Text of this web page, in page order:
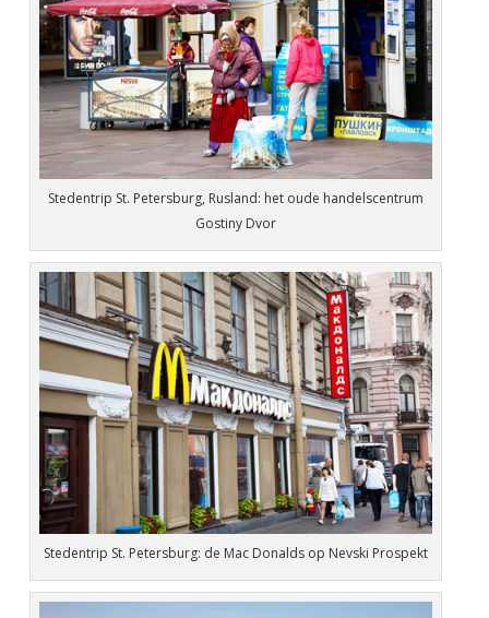
Stedentrip St. Petersburg, Rusland: het oude handelscentrum
Gostiny Dvor
Stedentrip St. Petersburg: de Mac Donalds op Nevski Prospekt